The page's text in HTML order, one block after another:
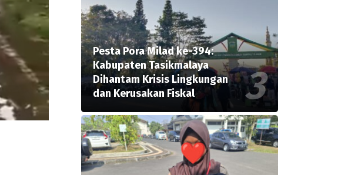
Pesta Pora Milad ke-394:
Kabupaten Tasikmalaya
Dihantam Krisis Lingkungan
dan Kerusakan Fiskal